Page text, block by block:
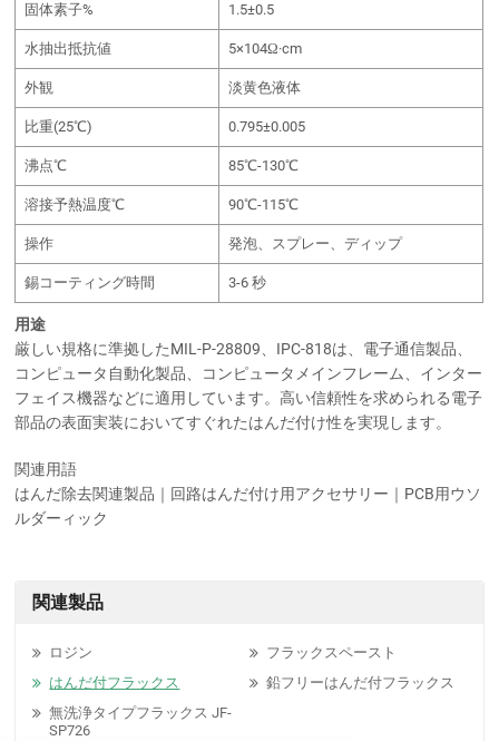
固体素子% 1.5±0.5
水抽出抵抗値 5×104Ω·cm
外観 淡黄色液体
比重(25℃) 0.795±0.005
沸点℃ 85℃-130℃
溶接予熱温度℃ 90℃-115℃
操作 発泡、スプレー、ディップ
錫コーティング時間 3-6 秒
用途
厳しい規格に準拠したMIL-P-28809、IPC-818は、電子通信製品、
コンピュータ自動化製品、コンピュータメインフレーム、インター
フェイス機器などに適用しています。高い信頼性を求められる電子
部品の表面実装においてすぐれたはんだ付け性を実現します。
関連用語
はんだ除去関連製品｜回路はんだ付け用アクセサリー｜PCB用ウソ
ルダーィック
関連製品
ロジン
フラックスペースト
はんだ付フラックス
鉛フリーはんだ付フラックス
無洗浄タイプフラックス JF-
SP726